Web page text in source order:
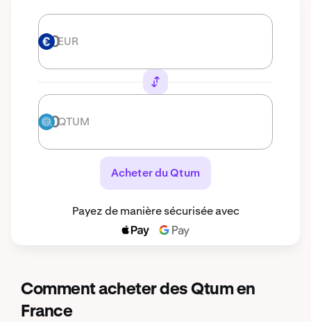
EUR EUR
QTUM QTUM
Acheter du Qtum
Payez de manière sécurisée avec
Comment acheter des Qtum en
France